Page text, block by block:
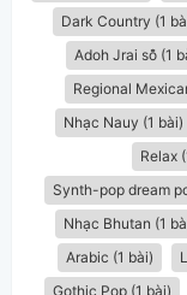
Dark Country (1
Adoh Jrai sô̆ (1
Regional
Nhạc Nauy (1 bài)
Relax
Synth-pop dream
Nhạc Bhutan (1
Arabic (1 bài)
Gothic Pop (1 bài)